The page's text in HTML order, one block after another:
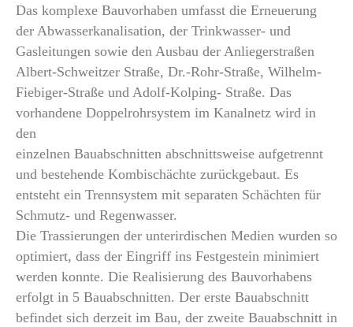
Das komplexe Bauvorhaben umfasst die Erneuerung
der Abwasserkanalisation, der Trinkwasser- und
Gasleitungen sowie den Ausbau der Anliegerstraßen
Albert-Schweitzer Straße, Dr.-Rohr-Straße, Wilhelm-
Fiebiger-Straße und Adolf-Kolping- Straße. Das
vorhandene Doppelrohrsystem im Kanalnetz wird in
den
einzelnen Bauabschnitten abschnittsweise aufgetrennt
und bestehende Kombischächte zurückgebaut. Es
entsteht ein Trennsystem mit separaten Schächten für
Schmutz- und Regenwasser.
Die Trassierungen der unterirdischen Medien wurden so
optimiert, dass der Eingriff ins Festgestein minimiert
werden konnte. Die Realisierung des Bauvorhabens
erfolgt in 5 Bauabschnitten. Der erste Bauabschnitt
befindet sich derzeit im Bau, der zweite Bauabschnitt in